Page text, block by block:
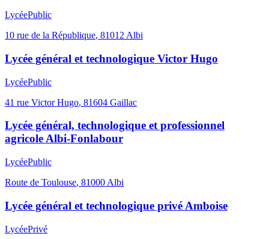
LycéePublic
10 rue de la République, 81012 Albi
Lycée général et technologique Victor Hugo
LycéePublic
41 rue Victor Hugo, 81604 Gaillac
Lycée général, technologique et professionnel
agricole Albi-Fonlabour
LycéePublic
Route de Toulouse, 81000 Albi
Lycée général et technologique privé Amboise
LycéePrivé